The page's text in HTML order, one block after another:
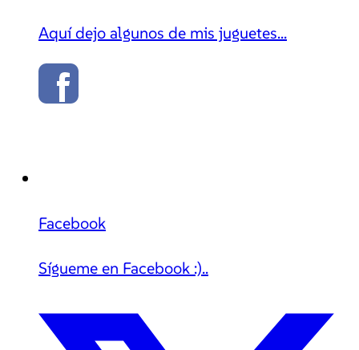
Aquí dejo algunos de mis juguetes...
Facebook
Sígueme en Facebook :)..